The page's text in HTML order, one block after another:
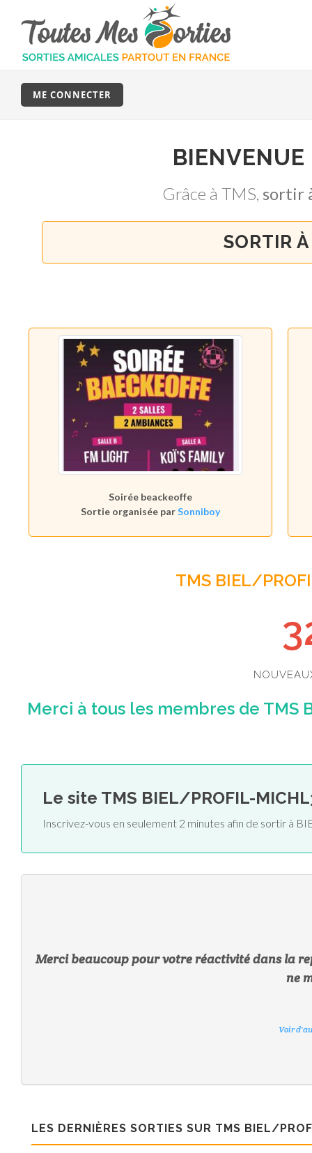
ME CONNECTER
Grâce à TMS, sortir
SORTIR
Soirée beackeoffe
Sortie organisée parSonniboy
TMS BIEL/
Merci à tous les membres de TMS
Le site TMS BIEL/PROFIL-
Inscrivez-vous en seulement 2 minutes afin de sortir à
Merci beaucoup pour votre réactivité dans la
ne
Voir
Voir
Voir
Voir
Voir
Voir
LES DERNIÈRES SORTIES SUR TMS BIEL/